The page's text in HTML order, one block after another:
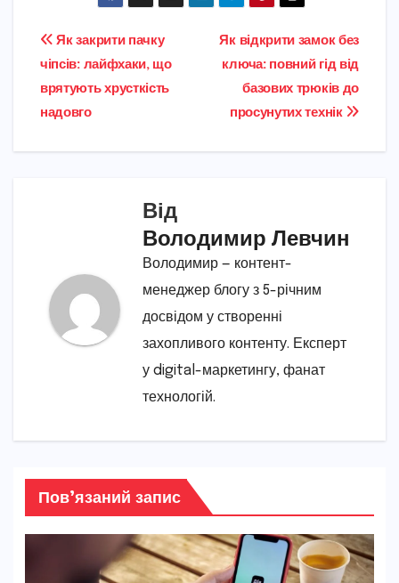
Навігація
записів
Як відкрити замок без
ключа: повний гід від
базових трюків до
просунутих технік
Як закрити пачку
чіпсів: лайфхаки, що
врятують хрусткість
надовго
Від
Володимир Левчин
Володимир — контент-
менеджер блогу з 5-річним
досвідом у створенні
захопливого контенту. Експерт
у digital-маркетингу, фанат
технологій.
Пов’язаний запис